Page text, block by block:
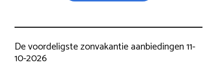
De voordeligste zonvakantie aanbiedingen 11-
10-2026